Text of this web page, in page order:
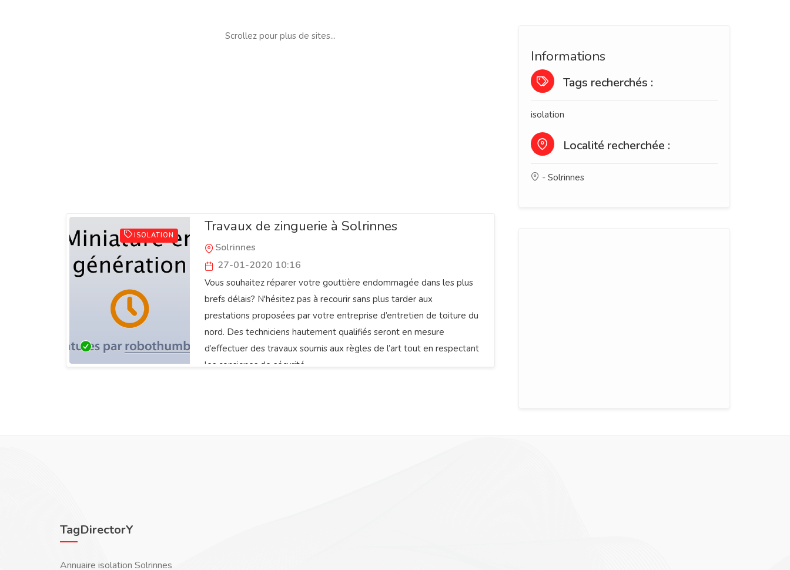
Scrollez pour plus de sites...
ISOLATION
Travaux de zinguerie à Solrinnes
Solrinnes
27-01-2020 10:16
Vous souhaitez réparer votre gouttière endommagée dans les plus
brefs délais? N'hésitez pas à recourir sans plus tarder aux
prestations proposées par votre entreprise d’entretien de toiture du
nord. Des techniciens hautement qualifiés seront en mesure
d’effectuer des travaux soumis aux règles de l’art tout en respectant
les consignes de sécurité.
Informations
Tags recherchés :
isolation
Localité recherchée :
- Solrinnes
TagDirectorY
Annuaire isolation Solrinnes